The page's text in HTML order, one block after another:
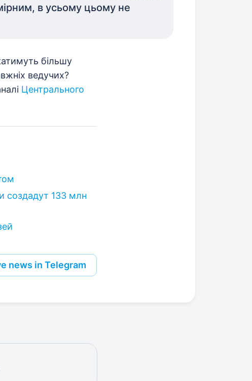
в усьому цьому не
більшу
ведучих?
Центрального
создадут 133 млн
news in Telegram